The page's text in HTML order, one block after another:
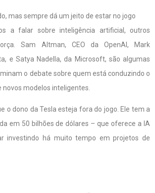
mas sempre dá um jeito de estar no jogo
a falar sobre inteligência artificial, outros
Sam Altman, CEO da OpenAI, Mark
e Satya Nadella, da Microsoft, são algumas
o debate sobre quem está conduzindo o
modelos inteligentes.
o dono da Tesla esteja fora do jogo. Ele tem a
em 50 bilhões de dólares – que oferece a IA
investindo há muito tempo em projetos de